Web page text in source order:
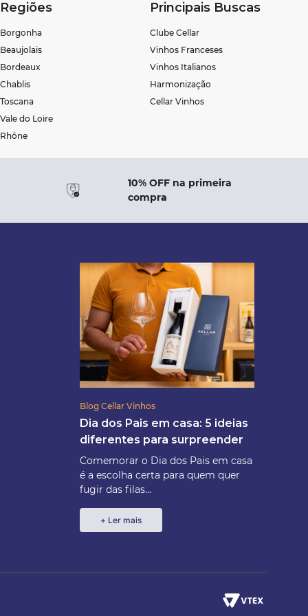
Regiões
Borgonha
Beaujolais
Bordeaux
Chablis
Toscana
Vale do Loire
Rhône
Principais Buscas
Clube Cellar
Vinhos Franceses
Vinhos Italianos
Harmonização
Cellar Vinhos
10% OFF na primeira
compra
Blog Cellar Vinhos
Dia dos Pais em casa: 5 ideias
diferentes para surpreender
Comemorar o Dia dos Pais em casa
é a escolha certa para quem quer
fugir das filas...
+ Ler mais